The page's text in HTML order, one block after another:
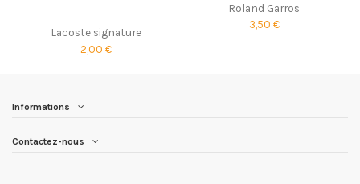
Lacoste signature
2,00 €
Roland Garros
3,50 €
Informations
Contactez-nous